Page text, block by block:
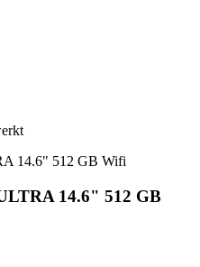
14.6" 512 GB